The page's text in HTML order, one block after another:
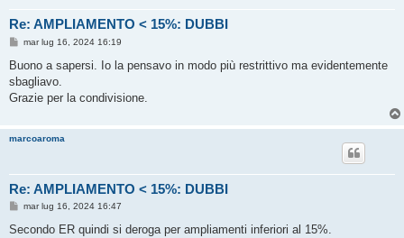
Re: AMPLIAMENTO < 15%: DUBBI
M
s
a
g
o
mar lug 16, 2024 16:19
Buono a sapersi. Io la pensavo in modo più restrittivo ma evidentemente
sbagliavo.
Grazie per la condivisione.
marcoaroma
Re: AMPLIAMENTO < 15%: DUBBI
M
s
mar lug 16, 2024 16:47
Secondo ER quindi si deroga per ampliamenti inferiori al 15%.